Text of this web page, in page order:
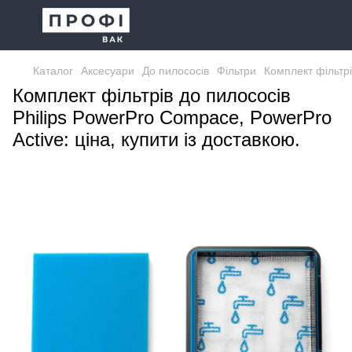
Каталог Аксесуари До пилососів Фільтри Комплект
Комплект фільтрів до пилососів
Philips PowerPro Compace, PowerPro
Active: ціна, купити із доставкою.